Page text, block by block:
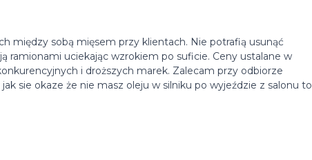
między sobą mięsem przy klientach. Nie potrafią usunąć
ramionami uciekając wzrokiem po suficie. Ceny ustalane w
i droższych marek. Zalecam przy odbiorze
sie okaze że nie masz oleju w silniku po wyjeździe z salonu to